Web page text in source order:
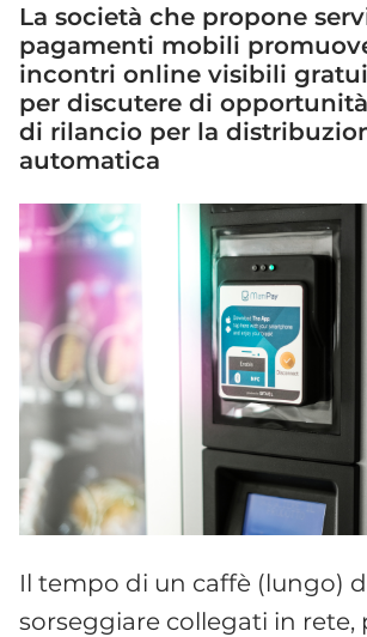
La società che propone
pagamenti mobili
incontri online visibili
per discutere di
di rilancio per la
automatica
Il tempo di un caffè (lungo)
sorseggiare collegati in